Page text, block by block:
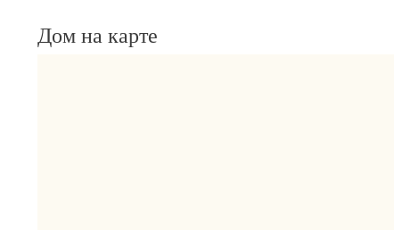
Дом на карте